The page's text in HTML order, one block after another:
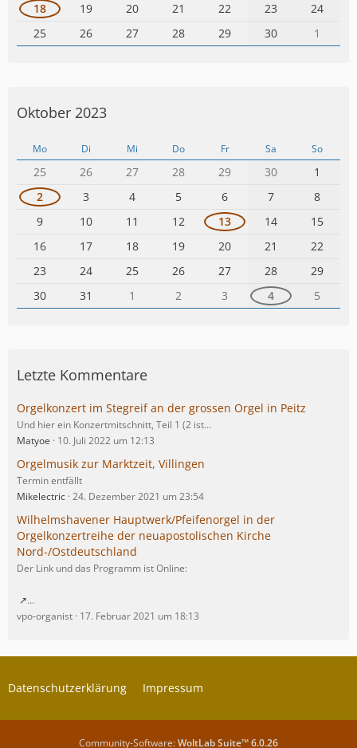
18
19 20 21 22 23
24
25
26 27 28 29 30 1
Oktober 2023
Mo Di Mi Do Fr Sa So
25 26 27 28 29 30
1
2
3 4 5 6 7
8
9
10 11 12 13 14
15
16
17 18 19 20 21
22
23
24 25 26 27 28
29
30
31 1 2 3 4 5
Letzte Kommentare
Orgelkonzert im Stegreif an der grossen Orgel in Peitz
Und hier ein Konzertmitschnitt, Teil 1 (2 ist…
Matyoe
10. Juli 2022 um 12:13
Orgelmusik zur Marktzeit, Villingen
Termin entfällt
Mikelectric 24. Dezember 2021 um 23:54
Wilhelmshavener Hauptwerk/Pfeifenorgel in der
Orgelkonzertreihe der neuapostolischen Kirche
Nord-/Ostdeutschland
Der Link und das Programm ist Online:
…
vpo-organist 17. Februar 2021 um 18:13
Datenschutzerklärung Impressum
Community-Software:WoltLab Suite™ 6.0.26